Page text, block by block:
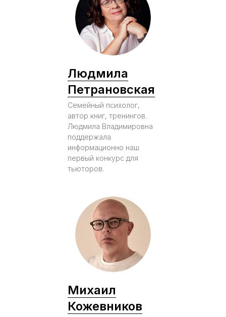
Людмила
Петрановская
Семейный психолог,
автор книг, тренингов.
Людмила Владимировна
поддержала
информационно наш
первый конкурс для
тьюторов.
Михаил
Кожевников